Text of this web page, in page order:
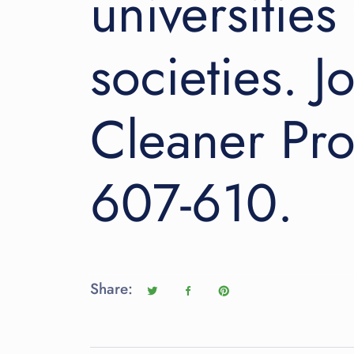
societies.
Cleaner
607-610.
Share: